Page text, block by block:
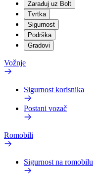
Zarađuj uz Bolt
Tvrtka
Sigurnost
Podrška
Gradovi
Vožnje
Sigurnost korisnika
Postani vozač
Romobili
Sigurnost na romobilu